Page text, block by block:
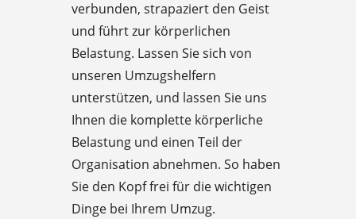
verbunden, strapaziert den Geist
und führt zur körperlichen
Belastung. Lassen Sie sich von
unseren Umzugshelfern
unterstützen, und lassen Sie uns
Ihnen die komplette körperliche
Belastung und einen Teil der
Organisation abnehmen. So haben
Sie den Kopf frei für die wichtigen
Dinge bei Ihrem Umzug.